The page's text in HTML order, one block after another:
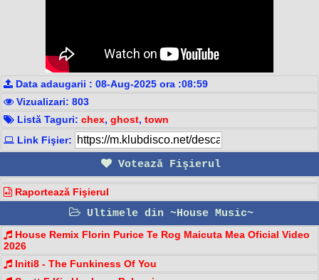
Data adaugarii : 08-Aug-2025 ora :08:59
Vizualizari: 803
Listă Taguri: chex, ghost, town
Link Fişier:
Votează Fişierul
Raportează Fişierul
Ultimele din ~House Music~
House Remix Florin Purice Te Rog Maicuta Mea Oficial Video
2026
Initi8 - The Funkiness Of You